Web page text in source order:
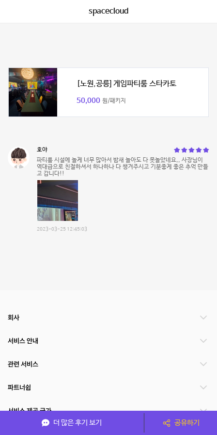
spacecloud
[노원,공릉] 게임파티룸 스타카토
50,000 원/패키지
호야
파티룸 시설에 놀게 너무 많아서 밤새 놀아도 다 못놀았네요,, 사장님이
역대급으로 친절하셔서 하나하나 다 챙겨주시고 기분좋게 좋은 추억 만들
고 갑니다!!
2023-03-25 12:45:03
더 많은 후기 보기 공유하기
회사
서비스 안내
관련 서비스
파트너쉽
서비스 제공 국가